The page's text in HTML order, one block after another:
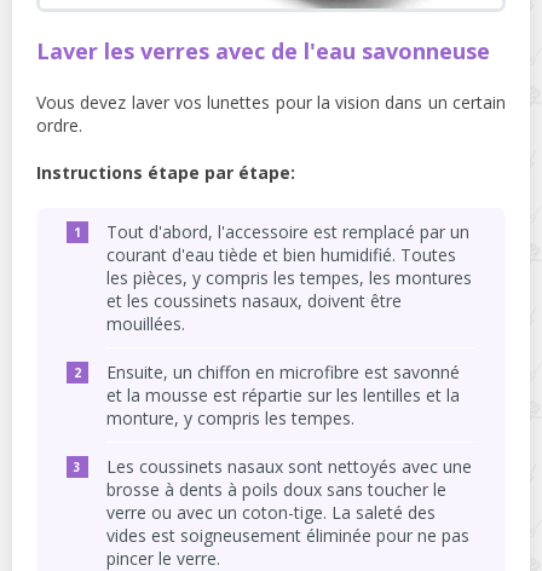
Laver les verres avec de l'eau savonneuse
Vous devez laver vos lunettes pour la vision dans un certain
ordre.
Instructions étape par étape:
Tout d'abord, l'accessoire est remplacé par un
courant d'eau tiède et bien humidifié. Toutes
les pièces, y compris les tempes, les montures
et les coussinets nasaux, doivent être
mouillées.
Ensuite, un chiffon en microfibre est savonné
et la mousse est répartie sur les lentilles et la
monture, y compris les tempes.
Les coussinets nasaux sont nettoyés avec une
brosse à dents à poils doux sans toucher le
verre ou avec un coton-tige. La saleté des
vides est soigneusement éliminée pour ne pas
pincer le verre.